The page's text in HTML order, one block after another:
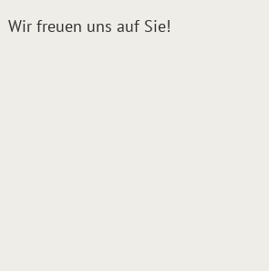
Wir freuen uns auf Sie!